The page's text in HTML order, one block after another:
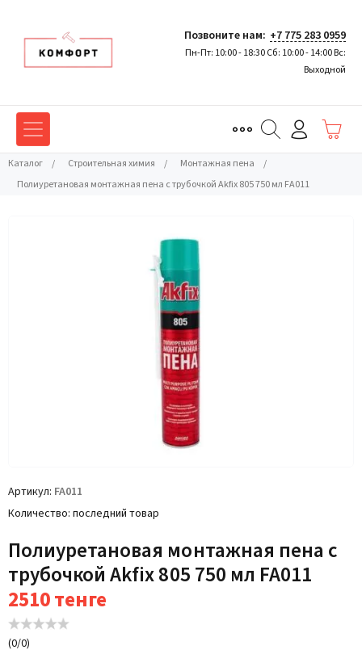
Позвоните нам: +7 775 283 0959
Пн-Пт: 10:00 - 18:30 Сб: 10:00 - 14:00 Вс:
Выходной
Каталог / Строительная химия / Монтажная пена
/
Полиуретановая монтажная пена с трубочкой Akfix 805 750 мл FA011
Артикул FA011
Количество последний товар
Полиуретановая монтажная пена с
трубочкой Akfix 805 750 мл FA011
2510тенге
(0/0)